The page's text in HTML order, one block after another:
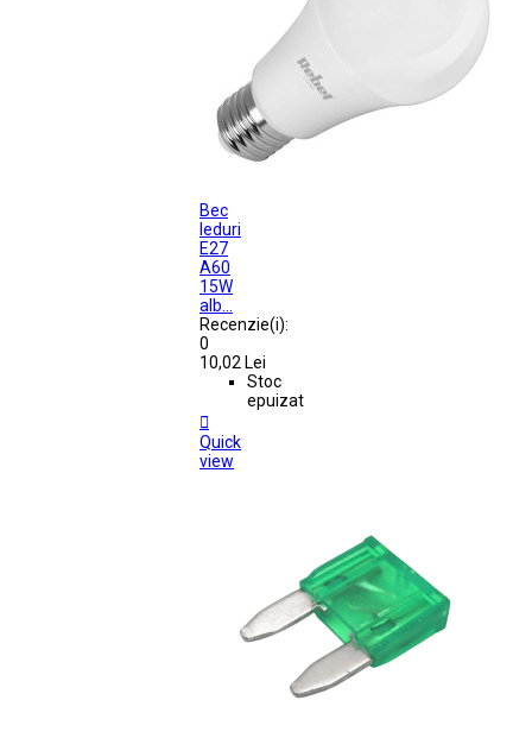
Bec
leduri
E27
A60
15W
alb...
Recenzie(i):
0
10,02 Lei
Stoc
epuizat

Quick
view